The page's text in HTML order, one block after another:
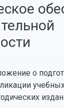
о